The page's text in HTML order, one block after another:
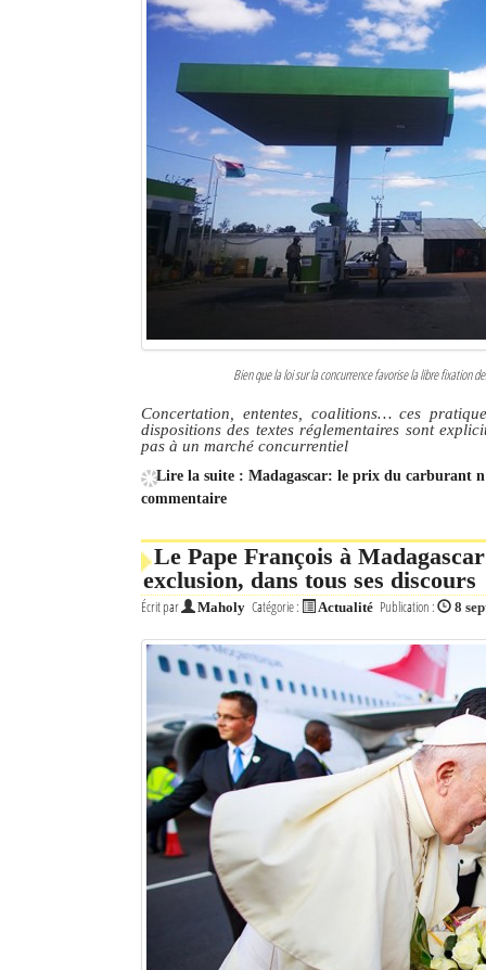
Bien que la loi sur la concurrence favorise la libre fixation
Concertation, ententes, coalitions… ces
dispositions des textes réglementaires sont
pas à un marché concurrentiel
Lire la suite : Madagascar: le prix du carburant
commentaire
Le Pape François à
exclusion, dans tous ses discours
Écrit par Maholy Catégorie : Actualité Publication : 8